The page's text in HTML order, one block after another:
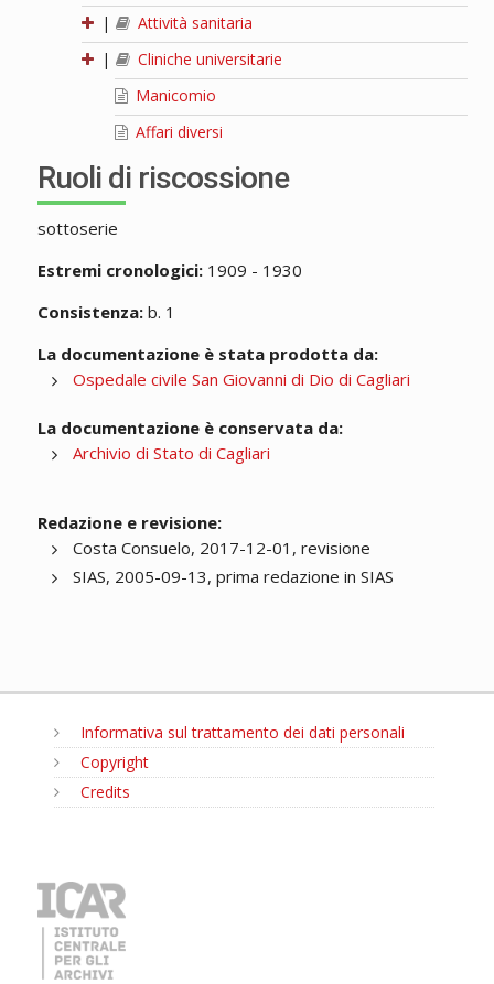
|
Attività sanitaria
|
Cliniche universitarie
Manicomio
Affari diversi
Ruoli di riscossione
sottoserie
Estremi cronologici:1909 - 1930
Consistenza:b. 1
La documentazione è stata prodotta da:
Ospedale civile San Giovanni di Dio di Cagliari
La documentazione è conservata da:
Archivio di Stato di Cagliari
Redazione e revisione:
Costa Consuelo, 2017-12-01, revisione
SIAS, 2005-09-13, prima redazione in SIAS
Informativa sul trattamento dei dati personali
Copyright
Credits